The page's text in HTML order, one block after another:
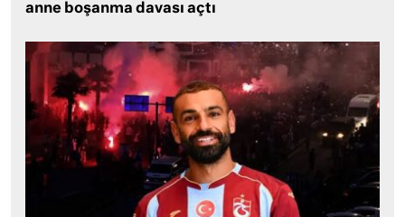
anne boşanma davası açtı